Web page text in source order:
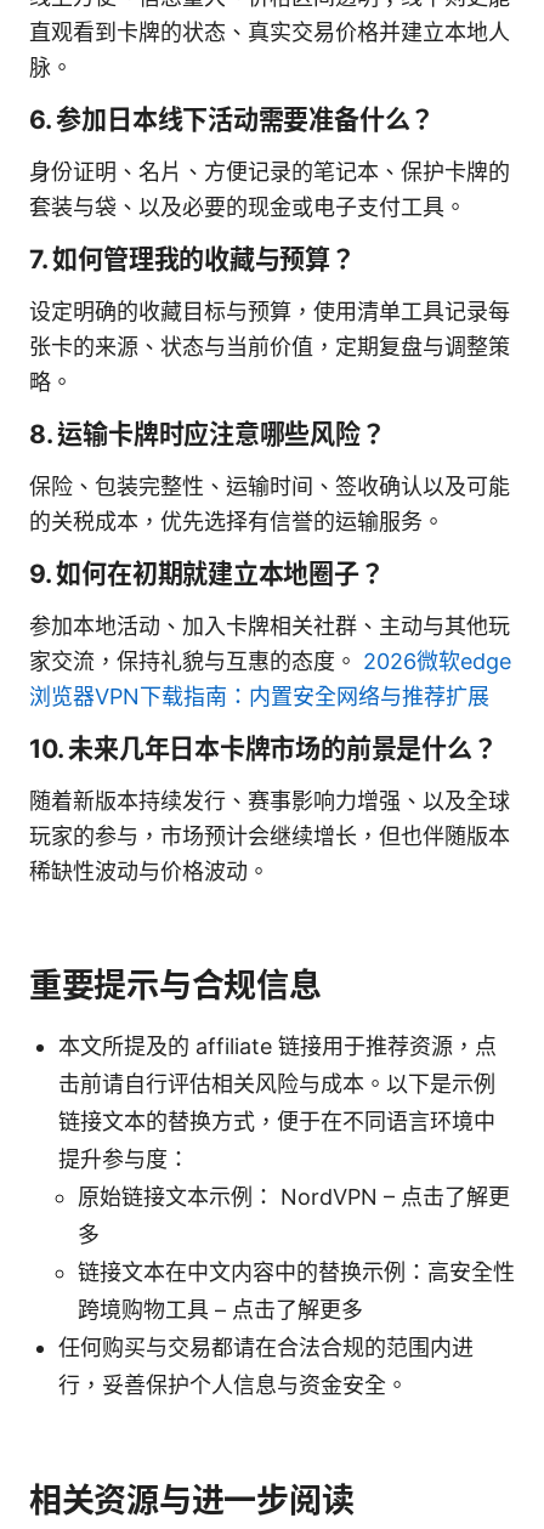
直观看到卡牌的状态、真实交易价格并建立本地人
脉。
6. 参加日本线下活动需要准备什么？
身份证明、名片、方便记录的笔记本、保护卡牌的
套装与袋、以及必要的现金或电子支付工具。
7. 如何管理我的收藏与预算？
设定明确的收藏目标与预算，使用清单工具记录每
张卡的来源、状态与当前价值，定期复盘与调整策
略。
8. 运输卡牌时应注意哪些风险？
保险、包装完整性、运输时间、签收确认以及可能
的关税成本，优先选择有信誉的运输服务。
9. 如何在初期就建立本地圈子？
参加本地活动、加入卡牌相关社群、主动与其他玩
家交流，保持礼貌与互惠的态度。 2026微软edge
浏览器VPN下载指南：内置安全网络与推荐扩展
10. 未来几年日本卡牌市场的前景是什么？
随着新版本持续发行、赛事影响力增强、以及全球
玩家的参与，市场预计会继续增长，但也伴随版本
稀缺性波动与价格波动。
重要提示与合规信息
本文所提及的 affiliate 链接用于推荐资源，点
击前请自行评估相关风险与成本。以下是示例
链接文本的替换方式，便于在不同语言环境中
提升参与度：
原始链接文本示例： NordVPN – 点击了解更
多
链接文本在中文内容中的替换示例：高安全性
跨境购物工具 – 点击了解更多
任何购买与交易都请在合法合规的范围内进
行，妥善保护个人信息与资金安全。
相关资源与进一步阅读